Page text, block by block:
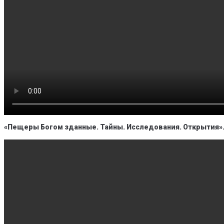
«Пещеры Богом зданные. Тайны. Исследования. Открытия».